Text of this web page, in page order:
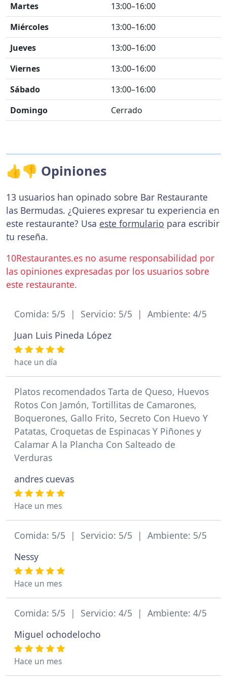
Martes
13:00–16:00
Miércoles
13:00–16:00
Jueves
13:00–16:00
Viernes
13:00–16:00
Sábado
13:00–16:00
Domingo
Cerrado
👍👎 Opiniones
13 usuarios han opinado sobre Bar Restaurante
las Bermudas. ¿Quieres expresar tu experiencia en
este restaurante? Usa este formulario para escribir
tu reseña.
10Restaurantes.es no asume responsabilidad por
las opiniones expresadas por los usuarios sobre
este restaurante.
Comida: 5/5 | Servicio: 5/5 | Ambiente: 4/5
Juan Luis Pineda López
hace un día
Platos recomendados Tarta de Queso, Huevos
Rotos Con Jamón, Tortillitas de Camarones,
Boquerones, Gallo Frito, Secreto Con Huevo Y
Patatas, Croquetas de Espinacas Y Piñones y
Calamar A la Plancha Con Salteado de
Verduras
andres cuevas
Hace un mes
Comida: 5/5 | Servicio: 5/5 | Ambiente: 5/5
Nessy
Hace un mes
Comida: 5/5 | Servicio: 4/5 | Ambiente: 4/5
Miguel ochodelocho
Hace un mes